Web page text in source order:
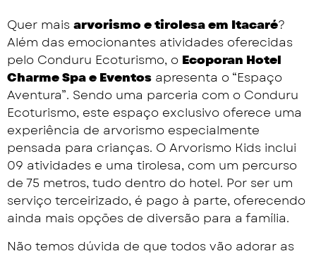
Quer mais arvorismo e tirolesa em Itacaré?
Além das emocionantes atividades oferecidas
pelo Conduru Ecoturismo, o Ecoporan Hotel
Charme Spa e Eventos apresenta o “Espaço
Aventura”. Sendo uma parceria com o Conduru
Ecoturismo, este espaço exclusivo oferece uma
experiência de arvorismo especialmente
pensada para crianças. O Arvorismo Kids inclui
09 atividades e uma tirolesa, com um percurso
de 75 metros, tudo dentro do hotel. Por ser um
serviço terceirizado, é pago à parte, oferecendo
ainda mais opções de diversão para a família.
Não temos dúvida de que todos vão adorar as